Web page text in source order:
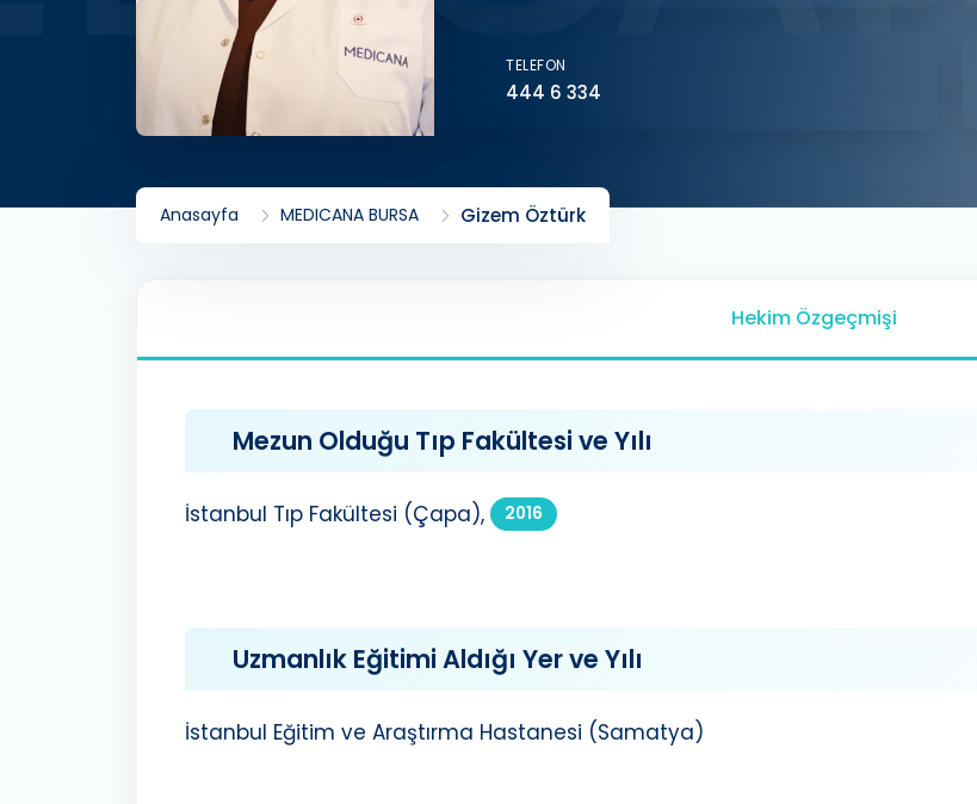
TELEFON
444 6 334
Anasayfa MEDICANA BURSA Gizem Öztürk
Hekim Özgeçmişi
Mezun Olduğu Tıp Fakültesi ve Yılı
İstanbul Tıp Fakültesi (Çapa), 2016
Uzmanlık Eğitimi Aldığı Yer ve Yılı
İstanbul Eğitim ve Araştırma Hastanesi (Samatya)